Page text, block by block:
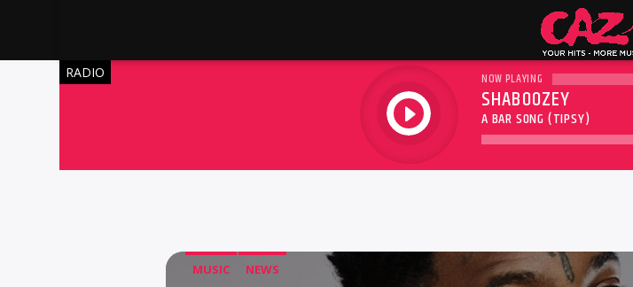
RADIO
play
NOW PLAYING
SHABOOZEY
A BAR SONG (TIPSY)
MUSIC NEWS